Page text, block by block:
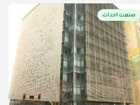
صنعت احداث